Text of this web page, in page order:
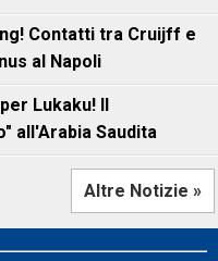
Contatti tra Cruijff e
al Napoli
Lukaku! Il
all'Arabia Saudita
Altre Notizie »